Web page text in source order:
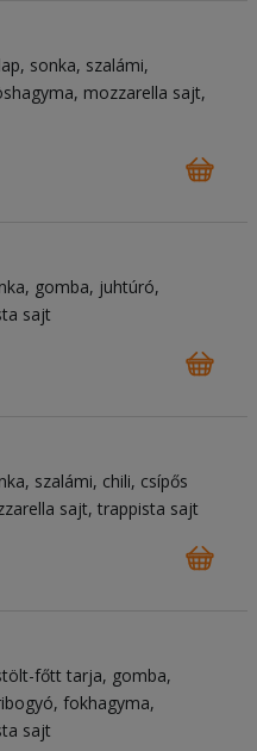
sonka szalámi
mozzarella sajt
gomba juhtúró
sajt
szalámi chili csípős
sajt trappista sajt
főtt tarja gomba
fokhagyma
sajt